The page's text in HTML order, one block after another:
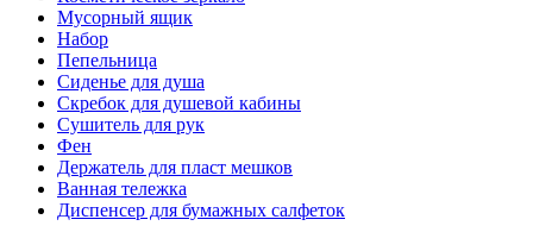
Мусорный ящик
Набор
Пепельница
Сиденье для душа
Скребок для душевой кабины
Сушитель для рук
Фен
Держатель для пласт мешков
Ванная тележка
Диспенсер для бумажных салфеток